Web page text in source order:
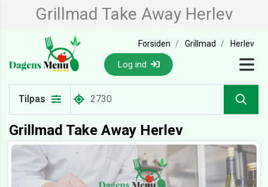
Grillmad Take Away Herlev
Forsiden Grillmad Herlev
Log ind
Tilpas
Grillmad Take Away Herlev